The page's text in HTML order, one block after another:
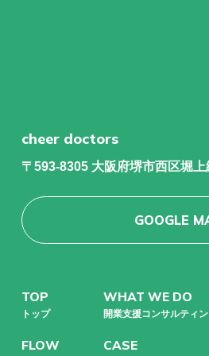
cheer doctors
〒593-8305 大阪府堺市西区堀
GOOGLE
TOP
トップ
WHAT WE DO
開業支援コンサルティ
FLOW CASE